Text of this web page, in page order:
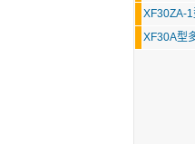
XF30ZA-
XF30A型